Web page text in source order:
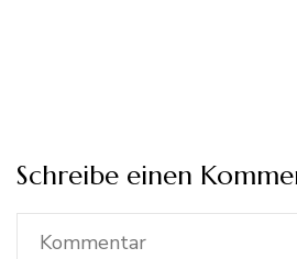
Schreibe einen